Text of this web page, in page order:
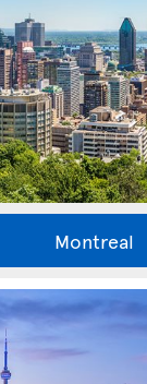
Montreal